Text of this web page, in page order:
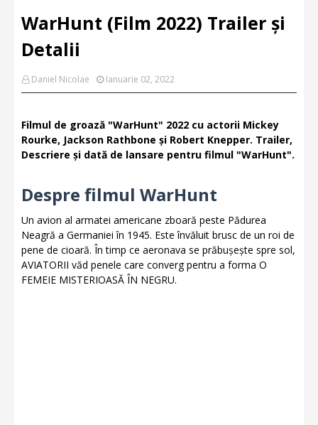
WarHunt (Film 2022) Trailer și
Detalii
Daniel Nicolae Ianuarie 02, 2022
Filmul de groază "WarHunt" 2022 cu actorii Mickey
Rourke, Jackson Rathbone și Robert Knepper. Trailer,
Descriere și dată de lansare pentru filmul "WarHunt".
Despre filmul WarHunt
Un avion al armatei americane zboară peste Pădurea
Neagră a Germaniei în 1945. Este învăluit brusc de un roi de
pene de cioară. În timp ce aeronava se prăbușește spre sol,
AVIATORII văd penele care converg pentru a forma O
FEMEIE MISTERIOASĂ ÎN NEGRU.